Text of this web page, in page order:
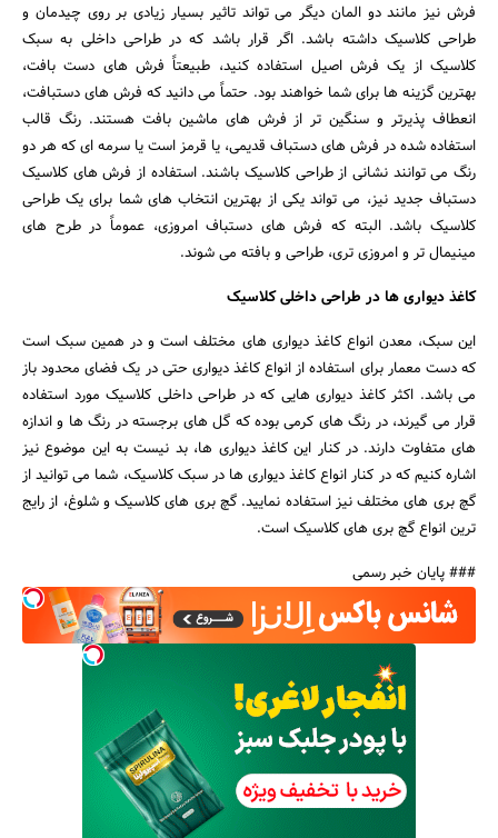
فرش نیز مانند دو المان دیگر می تواند تاثیر بسیار زیادی بر روی چیدمان و
طراحی کلاسیک داشته باشد. اگر قرار باشد که در طراحی داخلی به سبک
کلاسیک از یک فرش اصیل استفاده کنید، طبیعتاً فرش های دست بافت،
بهترین گزینه ها برای شما خواهند بود. حتماً می دانید که فرش های دستبافت،
انعطاف پذیرتر و سنگین تر از فرش های ماشین بافت هستند. رنگ قالب
استفاده شده در فرش های دستباف قدیمی، یا قرمز است یا سرمه ای که هر دو
رنگ می توانند نشانی از طراحی کلاسیک باشند. استفاده از فرش های کلاسیک
دستباف جدید نیز، می تواند یکی از بهترین انتخاب های شما برای یک طراحی
کلاسیک باشد. البته که فرش های دستباف امروزی، عموماً در طرح های
مینیمال تر و امروزی تری، طراحی و بافته می شوند.
کاغذ دیواری ها در طراحی داخلی کلاسیک
این سبک، معدن انواع کاغذ دیواری های مختلف است و در همین سبک است
که دست معمار برای استفاده از انواع کاغذ دیواری حتی در یک فضای محدود باز
می باشد. اکثر کاغذ دیواری هایی که در طراحی داخلی کلاسیک مورد استفاده
قرار می گیرند، در رنگ های کرمی بوده که گل های برجسته در رنگ ها و اندازه
های متفاوت دارند. در کنار این کاغذ دیواری ها، بد نیست به این موضوع نیز
اشاره کنیم که در کنار انواع کاغذ دیواری ها در سبک کلاسیک، شما می توانید از
گچ بری های مختلف نیز استفاده نمایید. گچ بری های کلاسیک و شلوغ، از رایج
ترین انواع گچ بری های کلاسیک است.
### پایان خبر رسمی